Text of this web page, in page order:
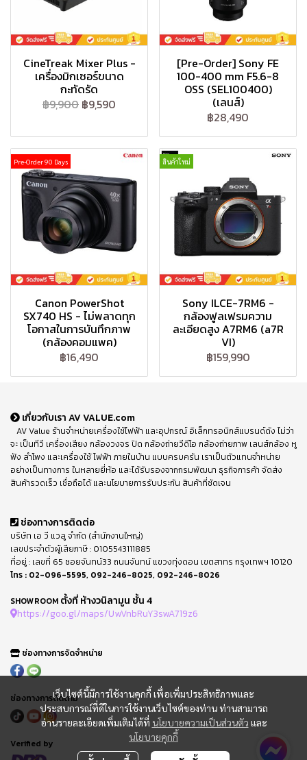
CineTreak Mixer Plus -
เครื่องมิกเซอร์ขนาด
กะทัดรัด
฿9,900 ฿9,590
[Pre-Order] Sony FE
100-400 mm F5.6-8
OSS (SEL100400)
(เลนส์)
฿28,490
Pre-Order 90 Days
Canon PowerShot
SX740 HS - ไม่พลาดทุก
โอกาสในการบันทึกภาพ
(กล้องคอมแพค)
฿16,490
สินค้าใหม่
Sony ILCE-7RM6 -
กล้องฟูลเฟรมความ
ละเอียดสูง A7RM6 (a7R
VI)
฿159,990
เว็บไซต์นี้มีการใช้งานคุกกี้ เพื่อเพิ่มประสิทธิภาพและ
ประสบการณ์ที่ดีในการใช้งานเว็บไซต์ของท่าน ท่านสามารถ
อ่านรายละเอียดเพิ่มเติมได้ที่ นโยบายความเป็นส่วนตัว และ
นโยบายคุกกี้
เกี่ยวกับเรา AV VALUE.com
AV Value ร้านจำหน่ายเครื่องใช้ไฟฟ้า และอุปกรณ์ อิเล็กทรอนิกส์แบรนด์ดัง ไม่ว่า
จะ เป็นทีวี เครื่องเสียง กล้องวงจร ปิด กล้องถ่ายวีดีโอ กล้องถ่ายภาพ เลนส์กล้อง หู
ฟัง ลำโพง และเครื่องใช้ ไฟฟ้า ภายในบ้าน แบบครบครัน เราเป็นตัวแทนจำหน่าย
อย่างเป็นทางการ ในหลายยี่ห้อ และได้รับรองจากกรมพัฒนา ธุรกิจการค้า จัดส่ง
สินค้ารวดเร็ว เชื่อถือได้ และนโยบายการรับประกัน สินค้าที่ชัดเจน
ช่องทางการติดต่อ
บริษัท เอ วี แวลู จำกัด (สำนักงานใหญ่)
เลขประจำตัวผู้เสียภาษี : 0105543111885
ที่อยู่ : เลขที่ 65 ซอยจันทน์33 ถนนจันทน์ แขวงทุ่งดอน เขตสาทร กรุงเทพฯ 10120
โทร : 02-096-5595, 092-246-8025, 092-246-8026
SHOWROOM ตั้งที่ ห้างวนิลามูน ชั้น 4
https://goo.gl/maps/UwVnbRuY3swA719z6
ช่องทางการจัดจำหน่าย
ช่องทางการติดตาม
Verified by